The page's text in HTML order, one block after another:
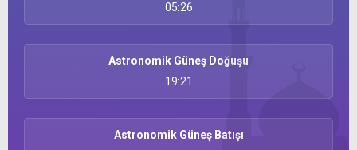
05:26
Astronomik Güneş Doğuşu
19:21
Astronomik Güneş Batışı